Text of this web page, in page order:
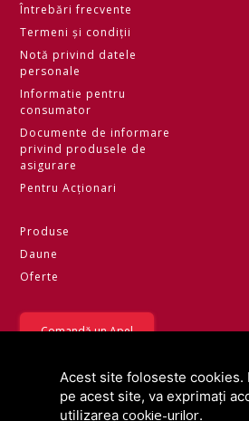
Întrebări frecvente
Termeni și condiții
Notă privind datele
personale
Informatie pentru
consumator
Documente de informare
privind produsele de
asigurare
Pentru Acționari
Produse
Daune
Oferte
Comandă un Apel
Curs valutar 09.08.2026
Curs BNM
20.0493
Acest site foloseste cookies.
pe acest site, va exprimați
utilizarea cookie-urilor.